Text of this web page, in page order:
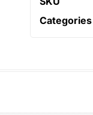
Categories